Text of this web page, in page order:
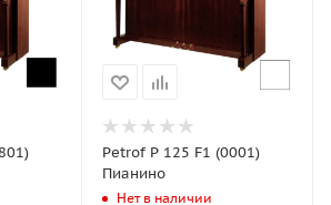
Petrof P 125 F1 (0001)
Пианино
Нет в наличии